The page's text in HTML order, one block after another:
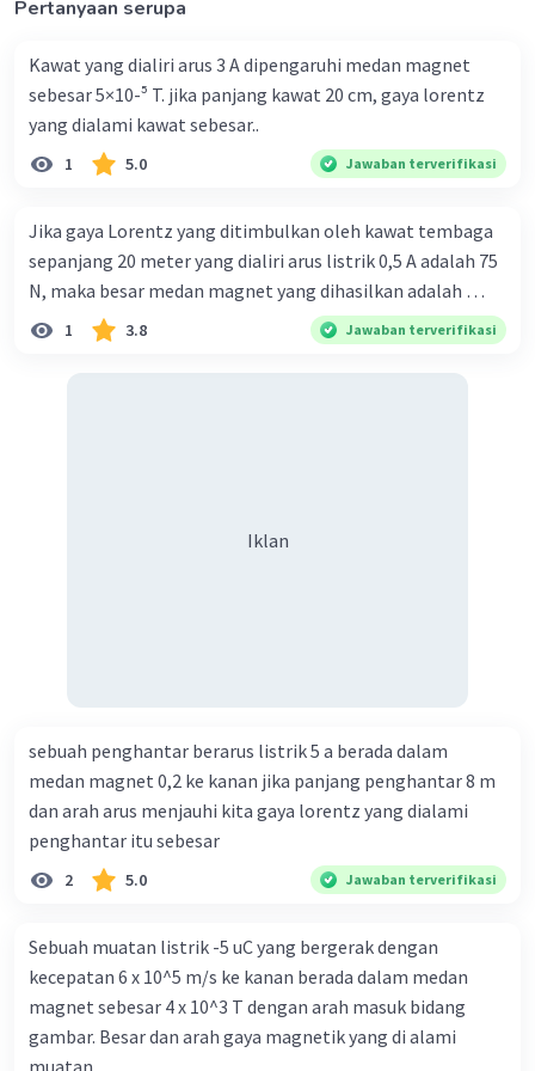
Pertanyaan serupa
Kawat yang dialiri arus 3 A dipengaruhi medan magnet
sebesar 5×10-⁵ T. jika panjang kawat 20 cm, gaya lorentz
yang dialami kawat sebesar..
1 5.0 Jawaban terverifikasi
Jika gaya Lorentz yang ditimbulkan oleh kawat tembaga
sepanjang 20 meter yang dialiri arus listrik 0,5 A adalah 75
N, maka besar medan magnet yang dihasilkan adalah …
1 3.8 Jawaban terverifikasi
Iklan
sebuah penghantar berarus listrik 5 a berada dalam
medan magnet 0,2 ke kanan jika panjang penghantar 8 m
dan arah arus menjauhi kita gaya lorentz yang dialami
penghantar itu sebesar
2 5.0 Jawaban terverifikasi
Sebuah muatan listrik -5 uC yang bergerak dengan
kecepatan 6 x 10^5 m/s ke kanan berada dalam medan
magnet sebesar 4 x 10^3 T dengan arah masuk bidang
gambar. Besar dan arah gaya magnetik yang di alami